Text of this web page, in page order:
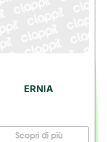
ERNIA
Scopri di più